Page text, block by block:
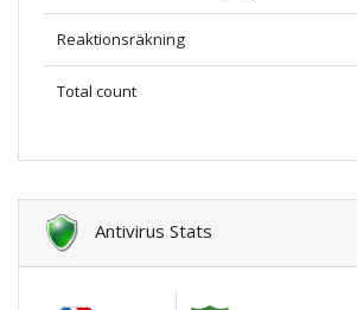
Reaktionsräkning
Total count
Antivirus Stats